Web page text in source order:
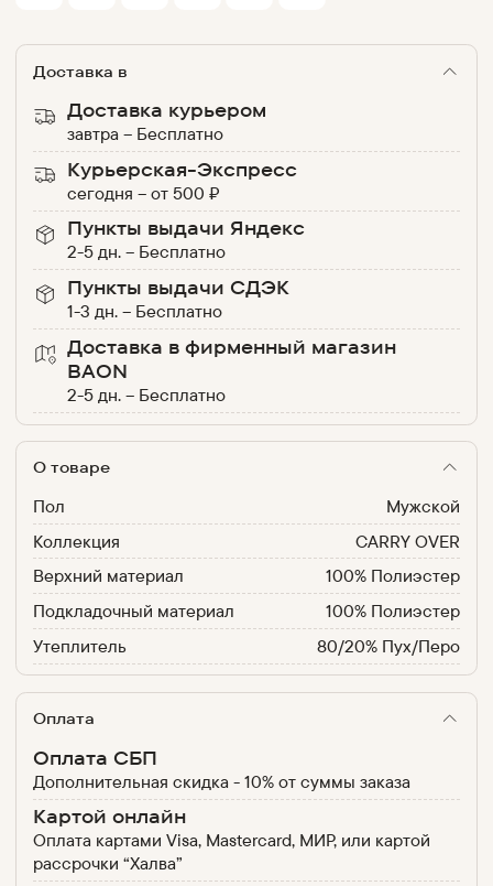
Доставка в
Доставка курьером
завтра – Бесплатно
Курьерская-Экспресс
сегодня –от500 ₽
Пункты выдачи Яндекс
2-5 дн. – Бесплатно
Пункты выдачи СДЭК
1-3 дн. – Бесплатно
Доставка в фирменный магазин
BAON
2-5 дн. – Бесплатно
О товаре
Пол
Мужской
Коллекция
CARRY OVER
Верхний материал
100% Полиэстер
Подкладочный материал
100% Полиэстер
Утеплитель
80/20% Пух/Перо
Оплата
Оплата СБП
Дополнительная скидка - 10% от суммы заказа
Картой онлайн
Оплата картами Visa, Mastercard, МИР, или картой
рассрочки “Халва”